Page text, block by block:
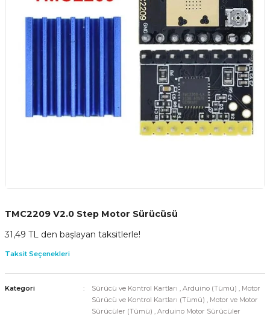
TMC2209 V2.0 Step Motor Sürücüsü
31,49 TL den başlayan taksitlerle!
Taksit Seçenekleri
Kategori Sürücü ve Kontrol Kartları , Arduino (Tümü) , Motor
Sürücü ve Kontrol Kartları (Tümü) , Motor ve Motor
Sürücüler (Tümü) , Arduino Motor Sürücüler